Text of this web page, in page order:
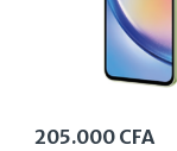
205.000 CFA